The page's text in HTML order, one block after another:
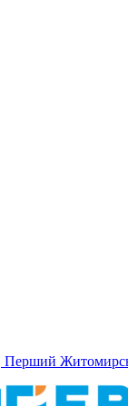
Перший